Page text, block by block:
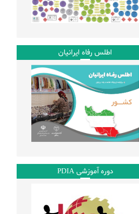
اطلس رفاه ایرانیان
دوره آموزشی PDIA